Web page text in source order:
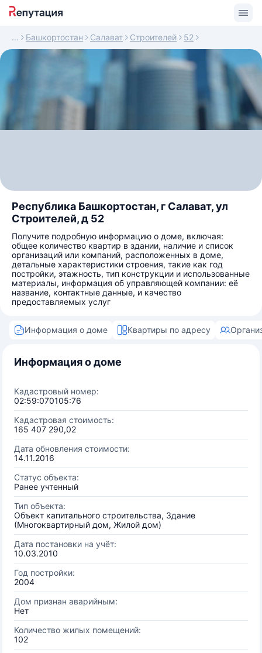
Башкортостан Салават Строителей 52
Республика Башкортостан, г Салават, ул
Строителей, д 52
Получите подробную информацию о доме, включая:
общее количество квартир в здании, наличие и список
организаций или компаний, расположенных в доме,
детальные характеристики строения, такие как год
постройки, этажность, тип конструкции и использованные
материалы, информация об управляющей компании: её
название, контактные данные, и качество
предоставляемых услуг
Информация о доме Квартиры по адресу
Информация о доме
Кадастровый номер:
02:59:070105:76
Кадастровая стоимость:
165 407 290,02
Дата обновления стоимости:
14.11.2016
Статус объекта:
Ранее учтенный
Тип объекта:
Объект капитального строительства, Здание
(Многоквартирный дом, Жилой дом)
Дата постановки на учёт:
10.03.2010
Год постройки:
2004
Дом признан аварийным:
Нет
Количество жилых помещений:
102